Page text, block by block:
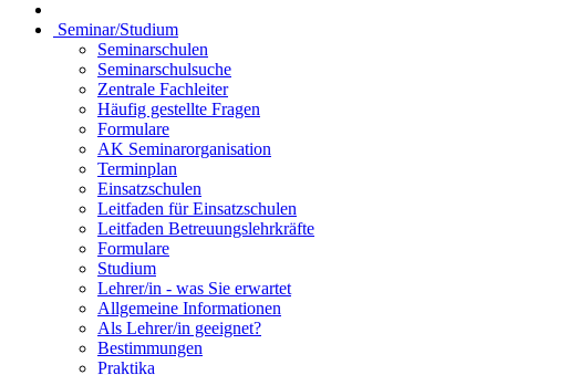
Seminar/Studium
Seminarschulen
Seminarschulsuche
Zentrale Fachleiter
Häufig gestellte Fragen
Formulare
AK Seminarorganisation
Terminplan
Einsatzschulen
Leitfaden für Einsatzschulen
Leitfaden Betreuungslehrkräfte
Formulare
Studium
Lehrer/in - was Sie erwartet
Allgemeine Informationen
Als Lehrer/in geeignet?
Bestimmungen
Praktika